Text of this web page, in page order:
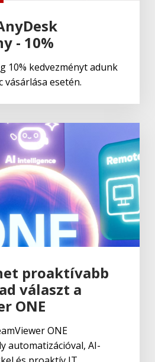
- 10%
10% kedvezményt adunk
vásárlása esetén.
proaktívabb
választ a
ONE
ONE
automatizációval, AI-